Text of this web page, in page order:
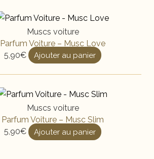
Muscs voiture
Parfum Voiture – Musc Love
5,90€ Ajouter au panier
Muscs voiture
Parfum Voiture – Musc Slim
5,90€ Ajouter au panier